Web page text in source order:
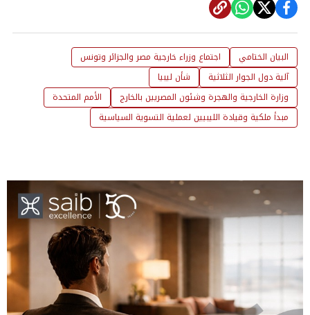
البيان الختامي
اجتماع وزراء خارجية مصر والجزائر وتونس
آلية دول الجوار الثلاثية
شأن ليبيا
وزارة الخارجية والهجرة وشئون المصريين بالخارج
الأمم المتحدة
مبدأ ملكية وقيادة الليبيين لعملية التسوية السياسية